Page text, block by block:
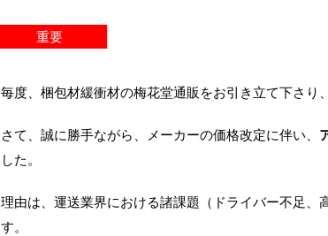
重要
毎度、梱包材緩衝材の梅花堂通販をお引き立て下さり
さて、誠に勝手ながら、メーカーの価格改定に伴い、
した。
理由は、運送業界における諸課題（ドライバー不足
す。